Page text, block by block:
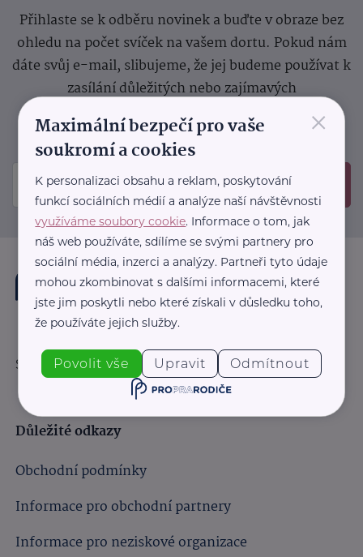
Přihlaste se k odběru novinek a buďte v obraze bez
ohledu na počet svíček na vašem dortu. Pokud nám
dáte svůj e-mail, slibujeme, že jej budeme používat k
zasílání důležitých nebo zajímavých
Prosíme, zkontrolujte si svoji emailovou
schránku, kam jsme poslali potvrzovací e-mail.
Odeslat
Sledujte nás:
Důležité odkazy
Obchodní podmínky
Informace pro obchodní partnery
Informace pro neziskové organizace
×
Maximální bezpečí pro vaše
soukromí a cookies
K personalizaci obsahu a reklam, poskytování
funkcí sociálních médií a analýze naší návštěvnosti
využíváme soubory cookie. Informace o tom, jak
náš web používáte, sdílíme se svými partnery pro
sociální média, inzerci a analýzy. Partneři tyto údaje
mohou zkombinovat s dalšími informacemi, které
jste jim poskytli nebo které získali v důsledku toho,
že používáte jejich služby.
Povolit vše Upravit Odmítnout